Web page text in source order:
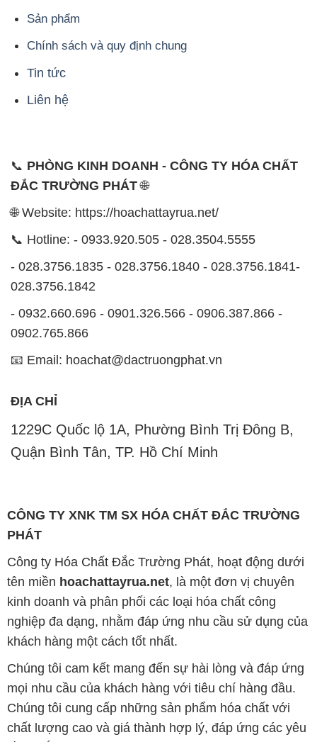
Sản phẩm
Chính sách và quy định chung
Tin tức
Liên hệ
📞 PHÒNG KINH DOANH - CÔNG TY HÓA CHẤT
ĐẮC TRƯỜNG PHÁT🌐
🌐 Website: https://hoachattayrua.net/
📞 Hotline: - 0933.920.505 - 028.3504.5555
- 028.3756.1835 - 028.3756.1840 - 028.3756.1841-
028.3756.1842
- 0932.660.696 - 0901.326.566 - 0906.387.866 -
0902.765.866
📧 Email: hoachat@dactruongphat.vn
ĐỊA CHỈ
1229C Quốc lộ 1A, Phường Bình Trị Đông B,
Quận Bình Tân, TP. Hồ Chí Minh
CÔNG TY XNK TM SX HÓA CHẤT ĐẮC TRƯỜNG
PHÁT
Công ty Hóa Chất Đắc Trường Phát, hoạt động dưới
tên miền hoachattayrua.net, là một đơn vị chuyên
kinh doanh và phân phối các loại hóa chất công
nghiệp đa dạng, nhằm đáp ứng nhu cầu sử dụng của
khách hàng một cách tốt nhất.
Chúng tôi cam kết mang đến sự hài lòng và đáp ứng
mọi nhu cầu của khách hàng với tiêu chí hàng đầu.
Chúng tôi cung cấp những sản phẩm hóa chất với
chất lượng cao và giá thành hợp lý, đáp ứng các yêu